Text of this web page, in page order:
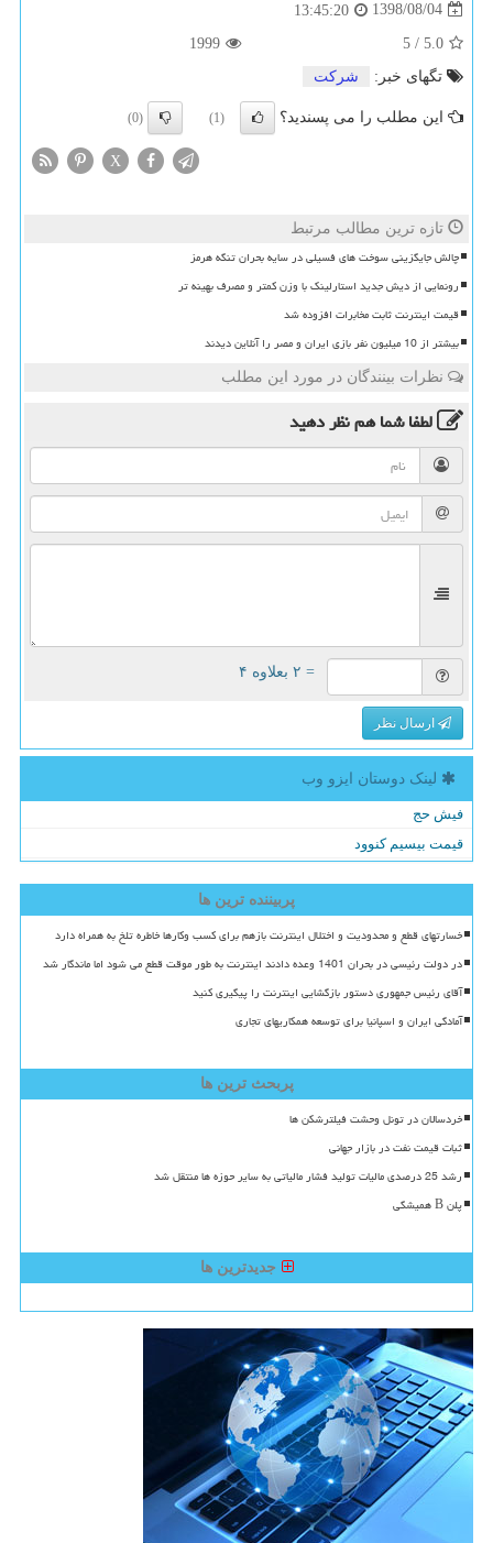
1398/08/04
13:45:20
5.0
/
5
1999
تگهای خبر:
شركت
این مطلب را می پسندید؟ (1)
(0)
X
تازه ترین مطالب مرتبط
چالش جایگزینی سوخت های فسیلی در سایه بحران تنگه هرمز
رونمایی از دیش جدید استارلینک با وزن کمتر و مصرف بهینه تر
قیمت اینترنت ثابت مخابرات افزوده شد
بیشتر از 10 میلیون نفر بازی ایران و مصر را آنلاین دیدند
نظرات بینندگان در مورد این مطلب
لطفا شما همنظر دهید
= ۲ بعلاوه ۴
ارسال نظر
لینک دوستان ایزو وب
فیش حج
قیمت بیسیم کنوود
پربیننده ترین ها
خسارتهای قطع و محدودیت و اختلال اینترنت بازهم برای کسب وکارها خاطره تلخ به همراه دارد
در دولت رئیسی در بحران 1401 وعده دادند اینترنت به طور موقت قطع می شود اما ماندگار شد
آقای رئیس جمهوری دستور بازگشایی اینترنت را پیگیری کنید
آمادگی ایران و اسپانیا برای توسعه همکاریهای تجاری
پربحث ترین ها
خردسالان در تونل وحشت فیلترشکن ها
ثبات قیمت نفت در بازار جهانی
رشد 25 درصدی مالیات تولید فشار مالیاتی به سایر حوزه ها منتقل شد
پلن B همیشگی
جدیدترین ها